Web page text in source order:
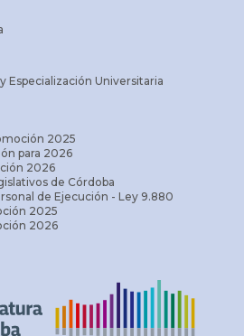
Especialización Universitaria
2025
para 2026
2026
de Córdoba
de Ejecución - Ley 9.880
2025
2026